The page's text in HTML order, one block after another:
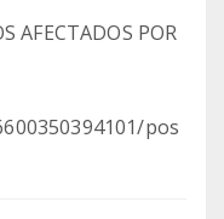
AFECTADOS POR
pos